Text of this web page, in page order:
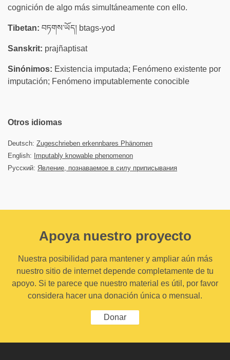
cognición de algo más simultáneamente con ello.
Tibetan: བཏགས་ཡོད། btags-yod
Sanskrit: prajñaptisat
Sinónimos: Existencia imputada; Fenómeno existente por
imputación; Fenómeno imputablemente conocible
Otros idiomas
Deutsch: Zugeschrieben erkennbares Phänomen
English:
Imputably knowable phenomenon
Русский: Явление, познаваемое в силу приписывания
Apoya nuestro proyecto
Nuestra posibilidad para mantener y ampliar aún más
nuestro sitio de internet depende completamente de tu
apoyo. Si te parece que nuestro material es útil, por favor
considera hacer una donación única o mensual.
Donar